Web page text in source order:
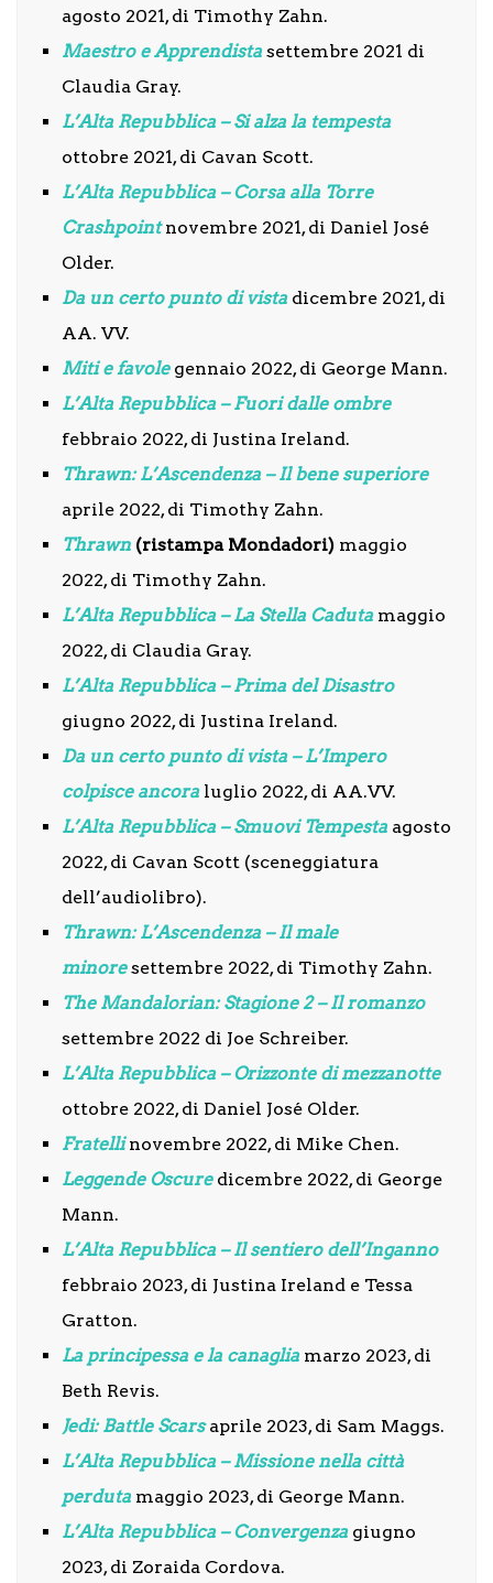
agosto 2021, di Timothy Zahn.
Maestro e Apprendista settembre 2021 di
Claudia Gray.
L’Alta Repubblica – Si alza la tempesta
ottobre 2021, di Cavan Scott.
L’Alta Repubblica – Corsa alla Torre
Crashpointnovembre 2021, di Daniel José
Older.
Da un certo punto di vista dicembre 2021, di
AA. VV.
Miti e favole gennaio 2022, di George Mann.
L’Alta Repubblica – Fuori dalle ombre
febbraio 2022, di Justina Ireland.
Thrawn: L’Ascendenza – Il bene superiore
aprile 2022, di Timothy Zahn.
Thrawn (ristampa Mondadori) maggio
2022, di Timothy Zahn.
L’Alta Repubblica – La Stella Caduta maggio
2022, di Claudia Gray.
L’Alta Repubblica – Prima del Disastro
giugno 2022, di Justina Ireland.
Da un certo punto di vista – L’Impero
colpisce ancora luglio 2022, di AA.VV.
L’Alta Repubblica – Smuovi Tempesta agosto
2022, di Cavan Scott (sceneggiatura
dell’audiolibro).
Thrawn: L’Ascendenza – Il male
minore settembre 2022, di Timothy Zahn.
The Mandalorian: Stagione 2 – Il romanzo
settembre 2022 di Joe Schreiber.
L’Alta Repubblica – Orizzonte di mezzanotte
ottobre 2022, di Daniel José Older.
Fratelli novembre 2022, di Mike Chen.
Leggende Oscure dicembre 2022, di George
Mann.
L’Alta Repubblica –Il sentiero dell’Inganno
febbraio 2023, di Justina Ireland e Tessa
Gratton.
La principessa e la canaglia marzo 2023, di
Beth Revis.
Jedi: Battle Scarsaprile 2023, di Sam Maggs.
L’Alta Repubblica – Missione nella città
perduta maggio 2023, di George Mann.
L’Alta Repubblica – Convergenza giugno
2023, di Zoraida Cordova.